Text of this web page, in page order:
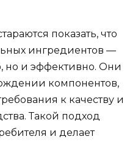
показать, что
ингредиентов —
но и эффективно. Они
компонентов,
к качеству и
Такой подход
и делает